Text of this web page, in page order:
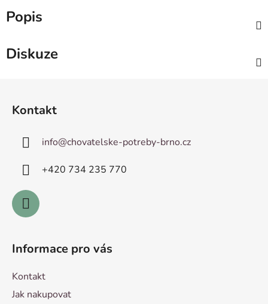
Popis
Diskuze
Kontakt
info@chovatelske-potreby-brno.cz
+420 ­734 235 770
Informace pro vás
Kontakt
Jak nakupovat